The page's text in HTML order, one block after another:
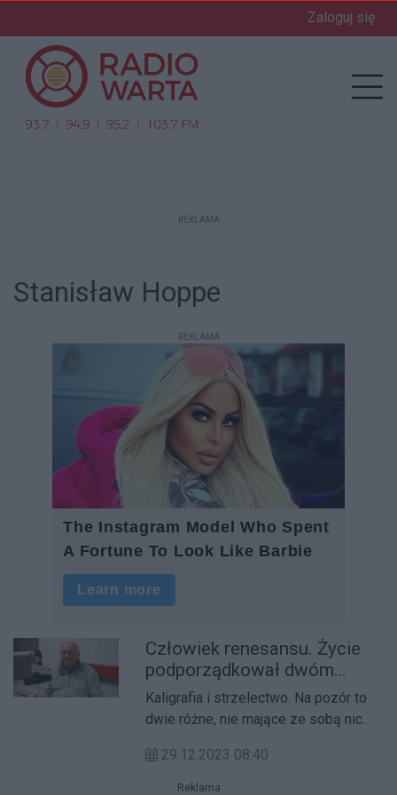
Zaloguj się
REKLAMA
Stanisław Hoppe
REKLAMA
Człowiek renesansu. Życie
podporządkował dwóm
wielkim pasjom
Kaligrafia i strzelectwo. Na pozór to
dwie różne, nie mające ze sobą nic
co je łączy - koncentracja.
29.12.2023 08:40
Reklama